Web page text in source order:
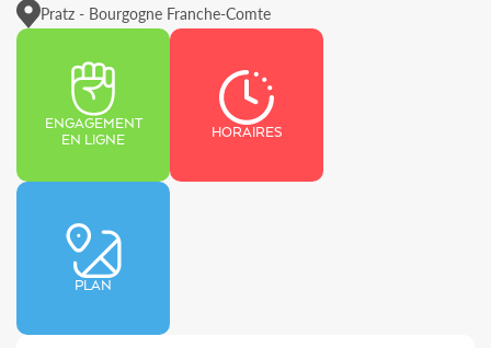
Pratz - Bourgogne Franche-Comte
ENGAGEMENT
EN LIGNE
HORAIRES
PLAN